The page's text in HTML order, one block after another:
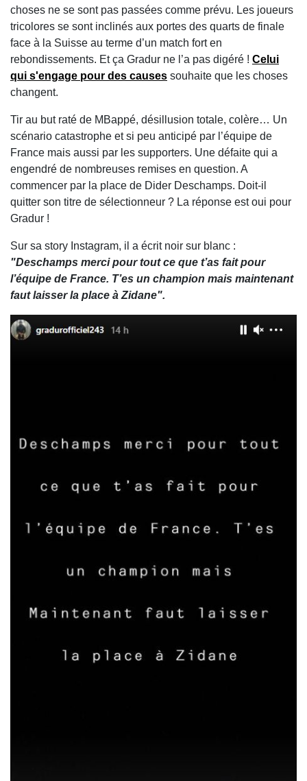
choses ne se sont pas passées comme prévu. Les joueurs
tricolores se sont inclinés aux portes des quarts de finale
face à la Suisse au terme d’un match fort en
rebondissements. Et ça Gradur ne l’a pas digéré ! Celui
qui s'engage pour des causes souhaite que les choses
changent.
Tir au but raté de MBappé, désillusion totale, colère… Un
scénario catastrophe et si peu anticipé par l’équipe de
France mais aussi par les supporters. Une défaite qui a
engendré de nombreuses remises en question. A
commencer par la place de Dider Deschamps. Doit-il
quitter son titre de sélectionneur ? La réponse est oui pour
Gradur !
Sur sa story Instagram, il a écrit noir sur blanc :
"Deschamps merci pour tout ce que t’as fait pour
l’équipe de France. T’es un champion mais maintenant
faut laisser la place à Zidane".